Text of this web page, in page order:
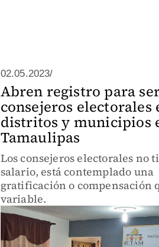
02.05.2023/
Abren registro para
consejeros electorales
distritos y municipios
Tamaulipas
Los consejeros electorales no
salario, está contemplado una
gratificación o compensación
variable.